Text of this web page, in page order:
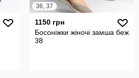
36, 37
1150 грн
Босоніжки жіночі замша беж
38